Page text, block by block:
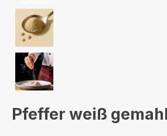
Pfeffer weiß